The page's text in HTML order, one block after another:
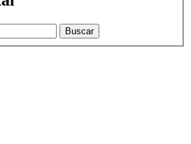
Buscar